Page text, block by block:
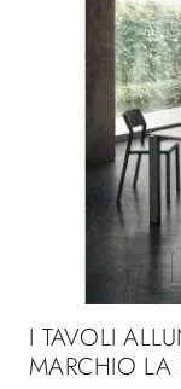
I TAVOLI
MARCHIO LA